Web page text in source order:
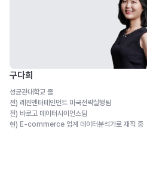
구다희
성균관대학교 졸
전) 레진엔터테인먼트 미국전략실행팀
전) 바로고 데이터사이언스팀
현) E-commerce 업계 데이터분석가로 재직 중